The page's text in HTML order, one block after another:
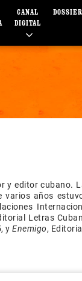
CANAL
DIGITAL
DOSSIER
y editor cubano.
varios años
Letras
y Enemigo,